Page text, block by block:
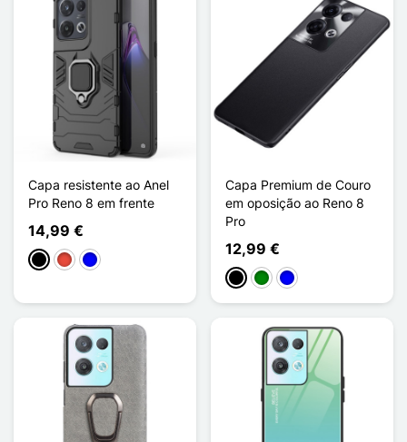
Capa resistente ao Anel
Pro Reno 8 em frente
14,99 €
PretoVermelho
Azul
Capa Premium de Couro
em oposição ao Reno 8
Pro
12,99 €
PretoVerdeAzul